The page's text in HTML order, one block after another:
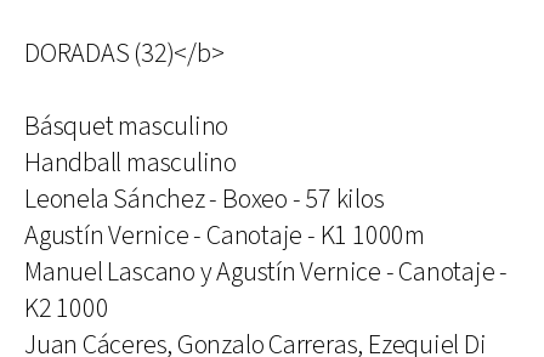
DORADAS (32)</b>
Básquet masculino
Handball masculino
Leonela Sánchez - Boxeo - 57 kilos
Agustín Vernice - Canotaje - K1 1000m
Manuel Lascano y Agustín Vernice - Canotaje -
K2 1000
Juan Cáceres, Gonzalo Carreras, Ezequiel Di